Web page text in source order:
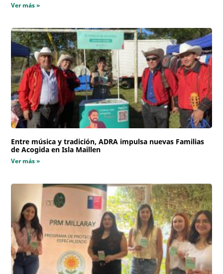
Ver más »
Entre música y tradición, ADRA impulsa nuevas Familias
de Acogida en Isla Maillen
Ver más »